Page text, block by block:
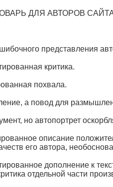
ДЛЯ АВТОРОВ
представления
критика.
похвала.
а повод для
но автопортрет
описание
его автора,
дополнение к
отдельной части